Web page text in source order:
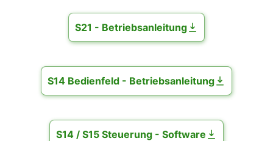
S21 - Betriebsanleitung
S14 Bedienfeld - Betriebsanleitung
S14 / S15 Steuerung - Software